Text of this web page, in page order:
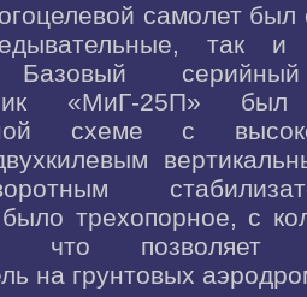
самолет
так и
серийный
«МиГ-25П»
схеме с
трехопорное, с
что позволяет
на грунтовых